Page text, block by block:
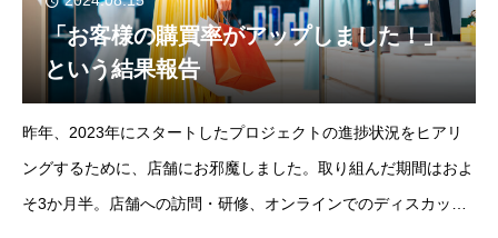
「お客様の購買率がアップしました！」
という結果報告
昨年、2023年にスタートしたプロジェクトの進捗状況をヒアリ
ングするために、店舗にお邪魔しました。取り組んだ期間はおよ
そ3か月半。店舗への訪問・研修、オンラインでのディスカッシ